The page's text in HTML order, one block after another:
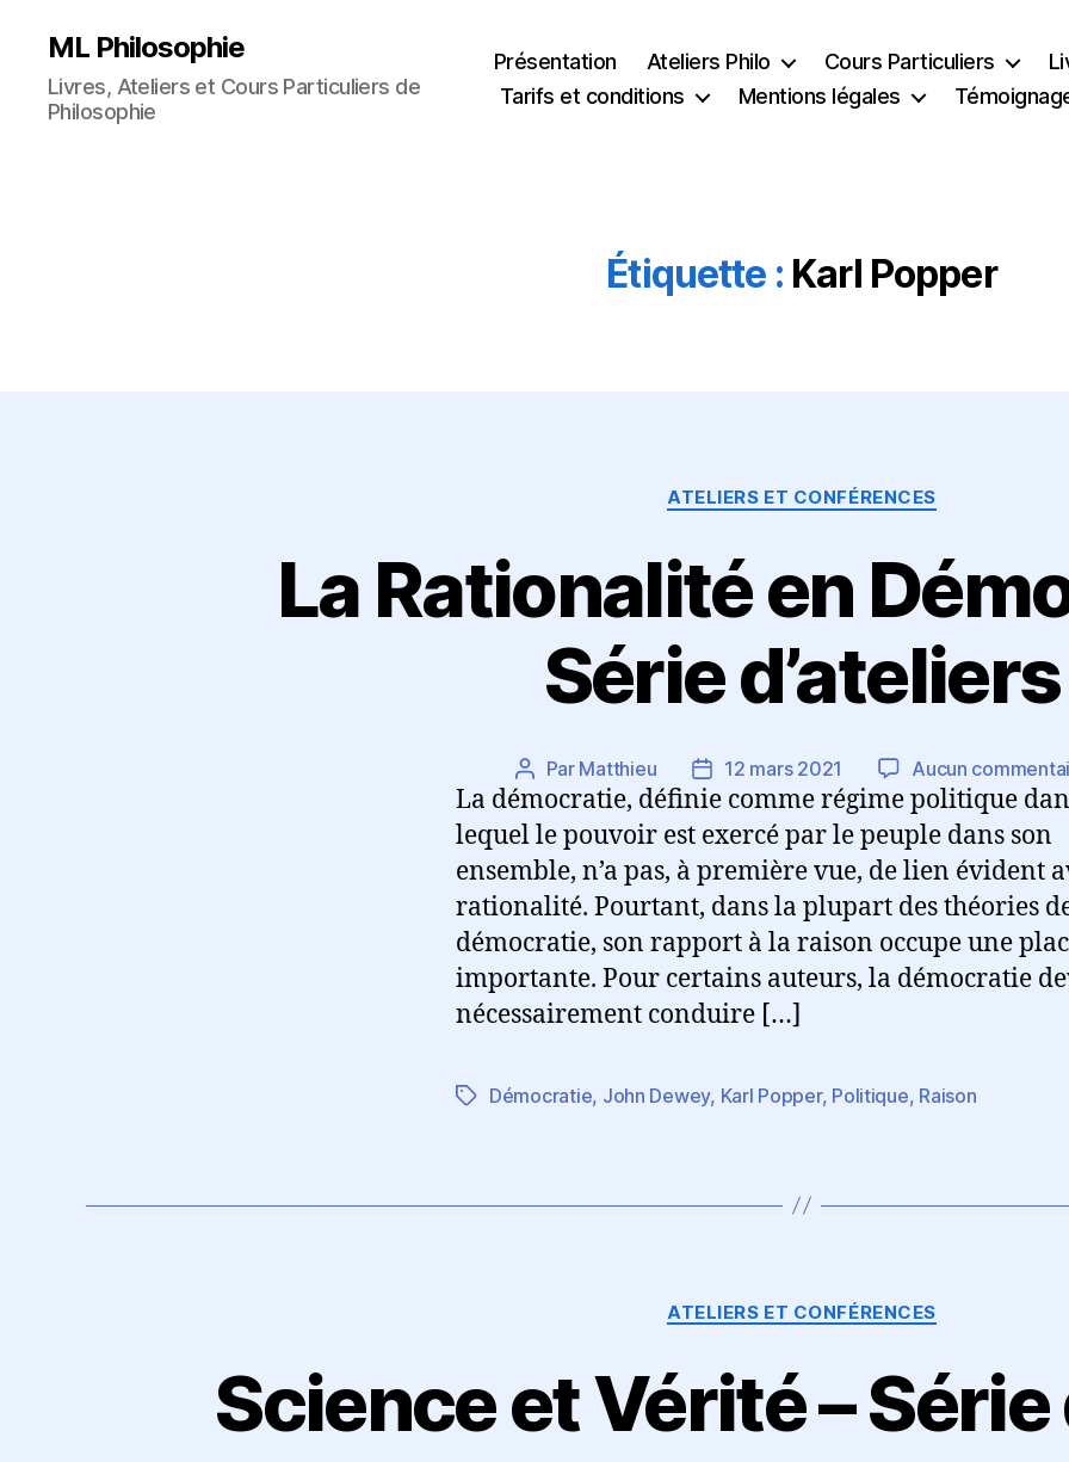
ML Philosophie
Livres, Ateliers et Cours Particuliers de
Philosophie
Présentation Ateliers Philo Cours Particuliers
Tarifs et conditions
Mentions légales
Étiquette : Karl Popper
Catégories
ATELIERS ET CONFÉRENCES
La Rationalité en
Série d’ateliers
Auteur
de
l’article
Par Matthieu
Date
de
l’article
12 mars 2021 Aucun
La démocratie, définie comme régime politique
lequel le pouvoir est exercé par le peuple dans son
ensemble, n’a pas, à première vue, de lien évident
rationalité. Pourtant, dans la plupart des théories
démocratie, son rapport à la raison occupe une
importante. Pour certains auteurs, la démocratie
nécessairement conduire […]
Étiquettes
Démocratie, John Dewey, Karl Popper, Politique, Raison
Catégories
ATELIERS ET CONFÉRENCES
Science et Vérité – Série